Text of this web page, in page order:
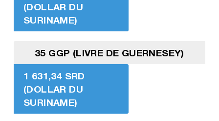
(DOLLAR DU
SURINAME)
35 GGP (LIVRE DE GUERNESEY)
1 631,34 SRD
(DOLLAR DU
SURINAME)